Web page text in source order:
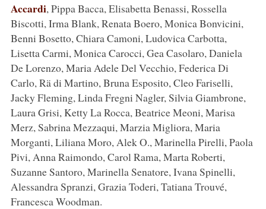
Accardi, Pippa Bacca, Elisabetta Benassi, Rossella
Biscotti, Irma Blank, Renata Boero, Monica Bonvicini,
Benni Bosetto, Chiara Camoni, Ludovica Carbotta,
Lisetta Carmi, Monica Carocci, Gea Casolaro, Daniela
De Lorenzo, Maria Adele Del Vecchio, Federica Di
Carlo, Rä di Martino, Bruna Esposito, Cleo Fariselli,
Jacky Fleming, Linda Fregni Nagler, Silvia Giambrone,
Laura Grisi, Ketty La Rocca, Beatrice Meoni, Marisa
Merz, Sabrina Mezzaqui, Marzia Migliora, Maria
Morganti, Liliana Moro, Alek O., Marinella Pirelli, Paola
Pivi, Anna Raimondo, Carol Rama, Marta Roberti,
Suzanne Santoro, Marinella Senatore, Ivana Spinelli,
Alessandra Spranzi, Grazia Toderi, Tatiana Trouvé,
Francesca Woodman.